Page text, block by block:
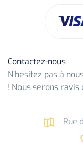
Contactez-nous
N’hésitez pas à
! Nous serons
Rue